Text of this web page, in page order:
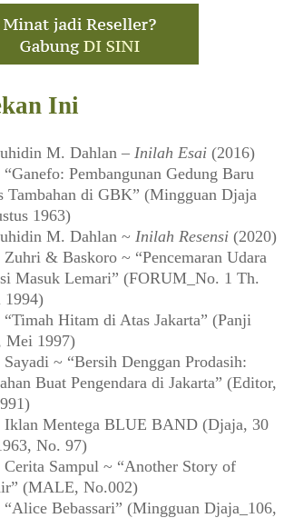
Ini
M. Dahlan – Inilah Esai (2016)
“Ganefo: Pembangunan Gedung Baru
Tambahan di GBK” (Mingguan Djaja
1963)
M. Dahlan ~ Inilah Resensi (2020)
Zuhri & Baskoro ~ “Pencemaran Udara
Masuk Lemari” (FORUM_No. 1 Th.
“Timah Hitam di Atas Jakarta” (Panji
Mei 1997)
Sayadi ~ “Bersih Denggan Prodasih:
Buat Pengendara di Jakarta” (Editor,
Iklan Mentega BLUE BAND (Djaja, 30
No. 97)
Cerita Sampul ~ “Another Story of
(MALE, No.002)
“Alice Bebassari” (Mingguan Djaja_106,